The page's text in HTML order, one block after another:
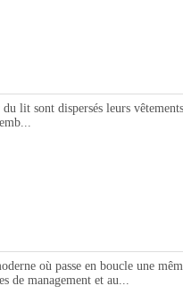
sont dispersés leurs
où passe en boucle une
de management et au...